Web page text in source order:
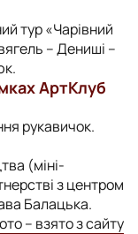
тур «Чарівний
– Дениші –
АртКлуб
рукавичок.
(міні-
з центром
Балацька.
– взято з сайту